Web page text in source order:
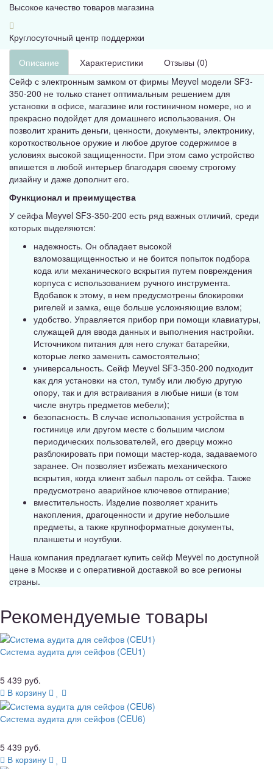
Высокое качество товаров магазина
Круглосуточный центр поддержки
Описание Характеристики
Отзывы (0)
Сейф с электронным замком от фирмы Meyvel модели SF3-
350-200 не только станет оптимальным решением для
установки в офисе, магазине или гостиничном номере, но и
прекрасно подойдет для домашнего использования. Он
позволит хранить деньги, ценности, документы, электронику,
короткоствольное оружие и любое другое содержимое в
условиях высокой защищенности. При этом само устройство
впишется в любой интерьер благодаря своему строгому
дизайну и даже дополнит его.
Функционал и преимущества
У сейфа Meyvel SF3-350-200 есть ряд важных отличий, среди
которых выделяются:
надежность. Он обладает высокой
взломозащищенностью и не боится попыток подбора
кода или механического вскрытия путем повреждения
корпуса с использованием ручного инструмента.
Вдобавок к этому, в нем предусмотрены блокировки
ригелей и замка, еще больше усложняющие взлом;
удобство. Управляется прибор при помощи клавиатуры,
служащей для ввода данных и выполнения настройки.
Источником питания для него служат батарейки,
которые легко заменить самостоятельно;
универсальность. Сейф Meyvel SF3-350-200 подходит
как для установки на стол, тумбу или любую другую
опору, так и для встраивания в любые ниши (в том
числе внутрь предметов мебели);
безопасность. В случае использования устройства в
гостинице или другом месте с большим числом
периодических пользователей, его дверцу можно
разблокировать при помощи мастер-кода, задаваемого
заранее. Он позволяет избежать механического
вскрытия, когда клиент забыл пароль от сейфа. Также
предусмотрено аварийное ключевое отпирание;
вместительность. Изделие позволяет хранить
накопления, драгоценности и другие небольшие
предметы, а также крупноформатные документы,
планшеты и ноутбуки.
Наша компания предлагает купить сейф Meyvel по доступной
цене в Москве и с оперативной доставкой во все регионы
страны.
Рекомендуемые товары
Система аудита для сейфов (CEU1)
5 439 руб.
В корзину
Система аудита для сейфов (CEU6)
5 439 руб.
В корзину